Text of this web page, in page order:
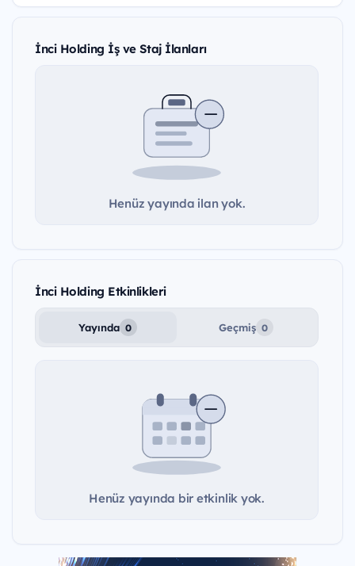
İnci Holding İş ve Staj İlanları
Henüz yayında ilan yok.
İnci Holding Etkinlikleri
Yayında 0 Geçmiş 0
Henüz yayında bir etkinlik yok.